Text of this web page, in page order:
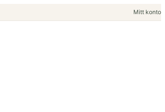
Mitt konto